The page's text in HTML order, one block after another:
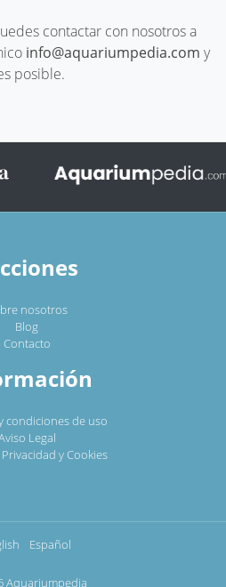
contactar con nosotros a
info@aquariumpedia.com y
posible.
nosotros
Blog
Contacto
condiciones de uso
Legal
y Cookies
Español
Aquariumpedia